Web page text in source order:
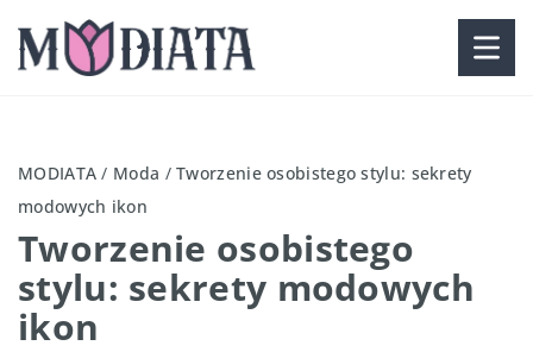
MODIATA / Moda /Tworzenie osobistego stylu: sekrety
modowych ikon
Tworzenie osobistego
stylu: sekrety modowych
ikon